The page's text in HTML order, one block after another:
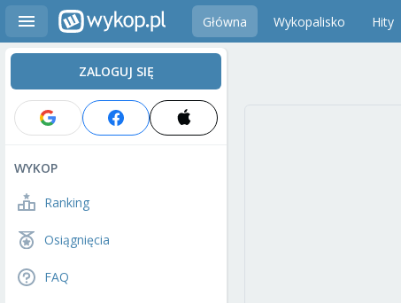
Główna Wykopalisko Hity
ZALOGUJ SIĘ
WYKOP
Ranking
Osiągnięcia
FAQ